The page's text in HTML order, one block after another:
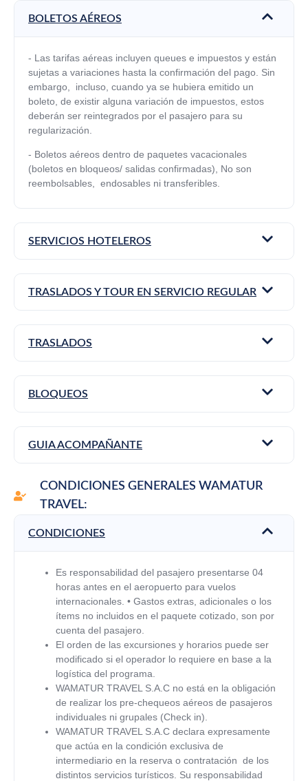
BOLETOS AÉREOS
- Las tarifas aéreas incluyen queues e impuestos y están
sujetas a variaciones hasta la confirmación del pago. Sin
embargo, incluso, cuando ya se hubiera emitido un
boleto, de existir alguna variación de impuestos, estos
deberán ser reintegrados por el pasajero para su
regularización.
- Boletos aéreos dentro de paquetes vacacionales
(boletos en bloqueos/ salidas confirmadas), No son
reembolsables, endosables ni transferibles.
SERVICIOS HOTELEROS
TRASLADOS Y TOUR EN SERVICIO REGULAR
TRASLADOS
BLOQUEOS
GUIA ACOMPAÑANTE
CONDICIONES GENERALES WAMATUR
TRAVEL:
CONDICIONES
Es responsabilidad del pasajero presentarse 04
horas antes en el aeropuerto para vuelos
internacionales. • Gastos extras, adicionales o los
ítems no incluidos en el paquete cotizado, son por
cuenta del pasajero.
El orden de las excursiones y horarios puede ser
modificado si el operador lo requiere en base a la
logística del programa.
WAMATUR TRAVEL S.A.C no está en la obligación
de realizar los pre-chequeos aéreos de pasajeros
individuales ni grupales (Check in).
WAMATUR TRAVEL S.A.C declara expresamente
que actúa en la condición exclusiva de
intermediario en la reserva o contratación de los
distintos servicios turísticos. Su responsabilidad